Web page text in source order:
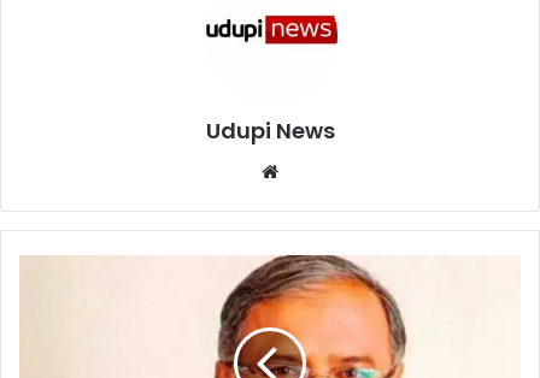
Udupi News